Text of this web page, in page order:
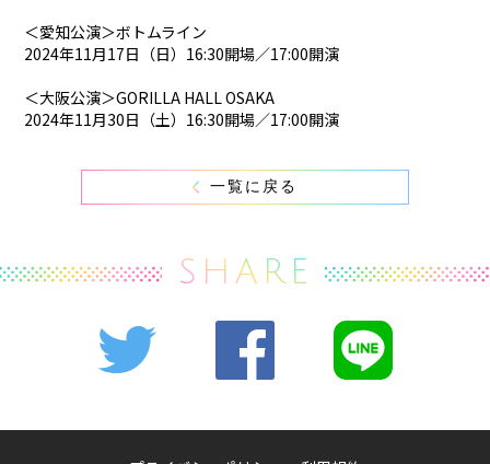
＜愛知公演＞ボトムライン
2024年11月17日（日）16:30開場／17:00開演
＜大阪公演＞GORILLA HALL OSAKA
2024年11月30日（土）16:30開場／17:00開演
一覧に戻る
SHARE